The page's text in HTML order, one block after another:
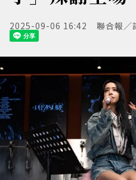
2025-09-06 16:42 聯合報／